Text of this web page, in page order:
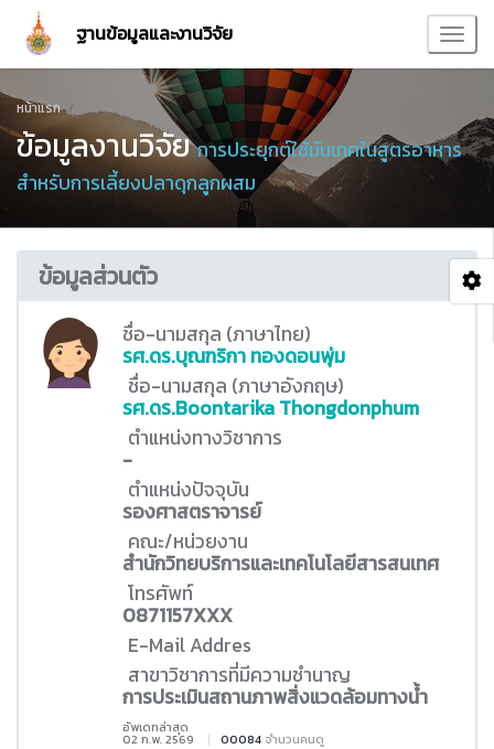
ฐานข้อมูลและงานวิจัย
หน้าแรก
ข้อมูลงานวิจัยการประยุกต์ใช้มันเทศในสูตรอาหาร
สำหรับการเลี้ยงปลาดุกลูกผสม
ข้อมูลส่วนตัว
ชื่อ-นามสกุล (ภาษาไทย)
รศ.ดร.บุณฑริกา ทองดอนพุ่ม
ชื่อ-นามสกุล (ภาษาอังกฤษ)
รศ.ดร.Boontarika Thongdonphum
ตำแหน่งทางวิชาการ
-
ตำแหน่งปัจจุบัน
รองศาสตราจารย์
คณะ/หน่วยงาน
สำนักวิทยบริการและเทคโนโลยีสารสนเทศ
โทรศัพท์
0871157XXX
E-Mail Addres
สาขาวิชาการที่มีความชำนาญ
การประเมินสถานภาพสิ่งแวดล้อมทางน้ำ
อัพเดทล่าสุด
02 ก.พ. 2569 00084จำนวนคนดู